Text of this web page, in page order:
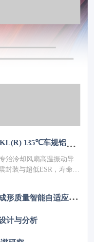
引擎舱105℃电容扛不住？永铭LKL(R) 135℃车规铝电解电容，破解冷却风扇高温振动失效难题
治冷却风扇高温振动导
封装与超低ESR，寿命超
国产化替代。
耦
合精准有限元仿真的扁线电机成形质量智能自适应管控数字孪生系统
计与分析